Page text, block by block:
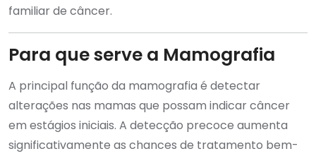
familiar de câncer.
Para que serve a Mamografia
A principal função da mamografia é detectar
alterações nas mamas que possam indicar câncer
em estágios iniciais. A detecção precoce aumenta
significativamente as chances de tratamento bem-